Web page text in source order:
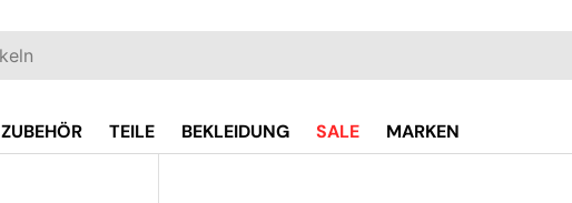
ZUBEHÖR TEILE BEKLEIDUNG SALE MARKEN